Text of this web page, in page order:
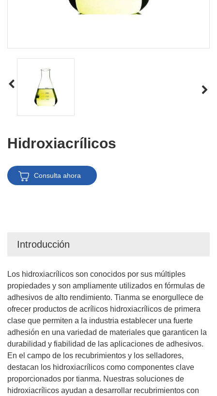
Hidroxiacrílicos
Consulta ahora
Introducción
Los hidroxiacrílicos son conocidos por sus múltiples
propiedades y son ampliamente utilizados en fórmulas de
adhesivos de alto rendimiento. Tianma se enorgullece de
ofrecer productos de acrílicos hidroxiacrílicos de primera
clase que permiten a la industria establecer una fuerte
adhesión en una variedad de materiales que garanticen la
durabilidad y fiabilidad de las aplicaciones de adhesivos.
En el campo de los recubrimientos y los selladores,
destacan los hidroxiacrílicos como componentes clave
proporcionados por tianma. Nuestras soluciones de
hidroxiacrílicos ayudan a desarrollar recubrimientos con